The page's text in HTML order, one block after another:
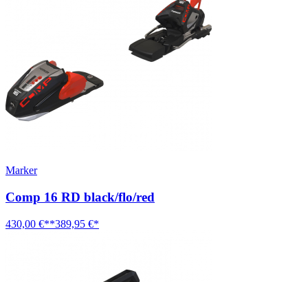
Marker
Comp 16 RD black/flo/red
430,00 €**389,95 €*